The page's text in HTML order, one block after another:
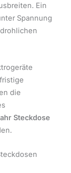
Ein
Spannung
die
Steckdose